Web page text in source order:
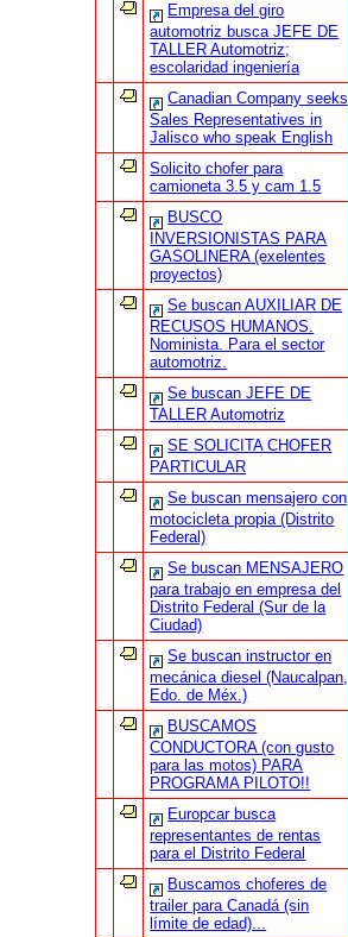
Empresa del giro
automotriz busca JEFE DE
TALLER Automotriz;
escolaridad ingeniería
Canadian Company seeks
Sales Representatives in
Jalisco who speak English
Solicito chofer para
camioneta 3.5 y cam 1.5
BUSCO
INVERSIONISTAS PARA
GASOLINERA (exelentes
proyectos)
Se buscan AUXILIAR DE
RECUSOS HUMANOS.
Nominista. Para el sector
automotriz.
Se buscan JEFE DE
TALLER Automotriz
SE SOLICITA CHOFER
PARTICULAR
Se buscan mensajero con
motocicleta propia (Distrito
Federal)
Se buscan MENSAJERO
para trabajo en empresa del
Distrito Federal (Sur de la
Ciudad)
Se buscan instructor en
mecánica diesel (Naucalpan,
Edo. de Méx.)
BUSCAMOS
CONDUCTORA (con gusto
para las motos) PARA
PROGRAMA PILOTO!!
Europcar busca
representantes de rentas
para el Distrito Federal
Buscamos choferes de
trailer para Canadá (sin
límite de edad)...